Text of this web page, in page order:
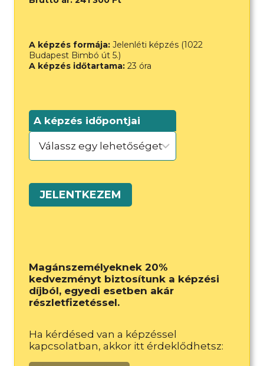
A képzés formája: Jelenléti képzés (1022
Budapest Bimbó út 5.)
A képzés időtartama: 23 óra
A képzés időpontjai
PMI-
CAPM®
mennyiség
JELENTKEZEM
Magánszemélyeknek 20%
kedvezményt biztosítunk a képzési
díjból, egyedi esetben akár
részletfizetéssel.
Ha kérdésed van a képzéssel
kapcsolatban, akkor itt érdeklődhetsz: